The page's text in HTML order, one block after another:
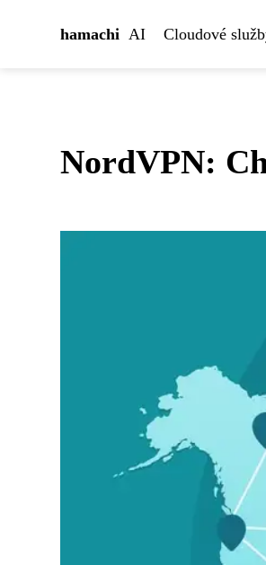
hamachi AI Cloudové
NordVPN: